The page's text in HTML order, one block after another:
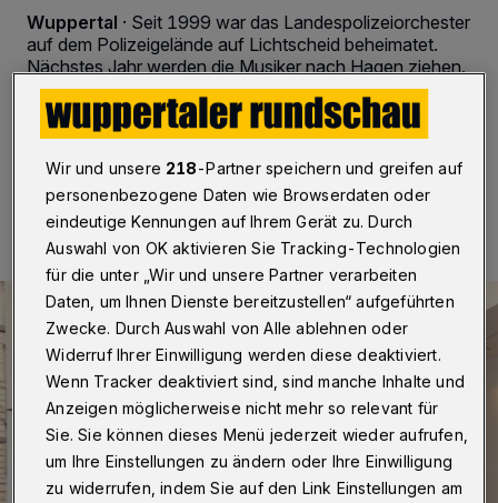
Wuppertal · Seit 1999 war das Landespolizeiorchester
auf dem Polizeigelände auf Lichtscheid beheimatet.
Nächstes Jahr werden die Musiker nach Hagen ziehen.
Dafür gibt es musikalische und politische Gründe.
Eine Minute Lesezeit
Wir und unsere 218-Partner speichern und greifen auf
personenbezogene Daten wie Browserdaten oder
eindeutige Kennungen auf Ihrem Gerät zu. Durch
Auswahl von OK aktivieren Sie Tracking-Technologien
für die unter „Wir und unsere Partner verarbeiten
Daten, um Ihnen Dienste bereitzustellen“ aufgeführten
Zwecke. Durch Auswahl von Alle ablehnen oder
Widerruf Ihrer Einwilligung werden diese deaktiviert.
Wenn Tracker deaktiviert sind, sind manche Inhalte und
Anzeigen möglicherweise nicht mehr so relevant für
Sie. Sie können dieses Menü jederzeit wieder aufrufen,
um Ihre Einstellungen zu ändern oder Ihre Einwilligung
zu widerrufen, indem Sie auf den Link Einstellungen am